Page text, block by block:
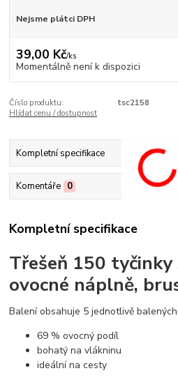
Nejsme plátci DPH
39,00 Kč/ks
Momentálně není k dispozici
Číslo produktu:
tsc2158
Hlídat cenu / dostupnost
Kompletní specifikace
Komentáře 0
Kompletní specifikace
Třešeň 150 tyčinky
ovocné náplně,
Balení obsahuje 5 jednotlivě
69 % ovocný podíl
bohatý na vlákninu
ideální na cesty